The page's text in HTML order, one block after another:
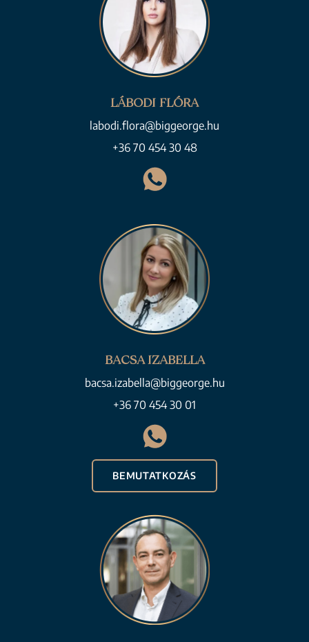
LÁBODI FLÓRA
labodi.flora@biggeorge.hu
+36 70 454 30 48
BACSA IZABELLA
bacsa.izabella@biggeorge.hu
+36 70 454 30 01
BEMUTATKOZÁS